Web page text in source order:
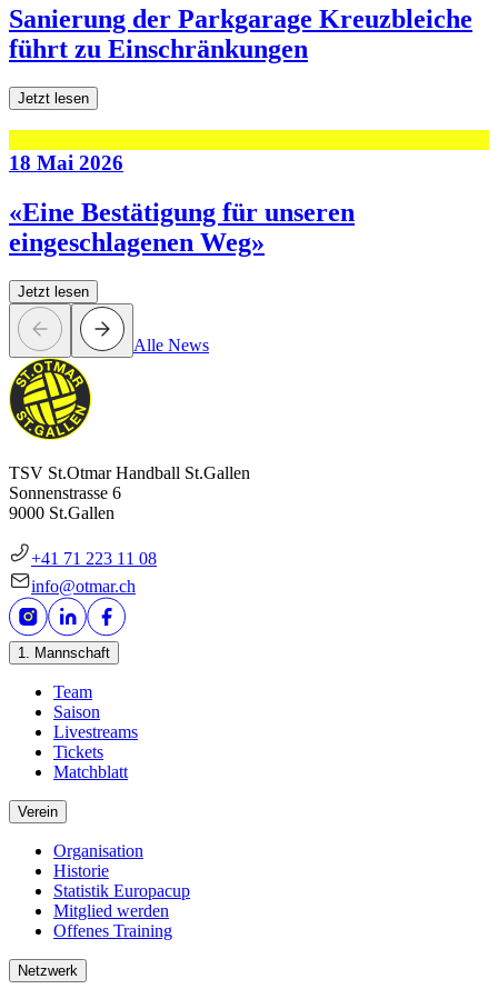
Sanierung der Parkgarage Kreuzbleiche
führt zu Einschränkungen
Jetzt lesen
18 Mai 2026
«Eine Bestätigung für unseren
eingeschlagenen Weg»
Jetzt lesen
Alle News
TSV St.Otmar Handball St.Gallen
Sonnenstrasse 6
9000 St.Gallen
+41 71 223 11 08
info@otmar.ch
1. Mannschaft
Team
Saison
Livestreams
Tickets
Matchblatt
Verein
Organisation
Historie
Statistik Europacup
Mitglied werden
Offenes Training
Netzwerk